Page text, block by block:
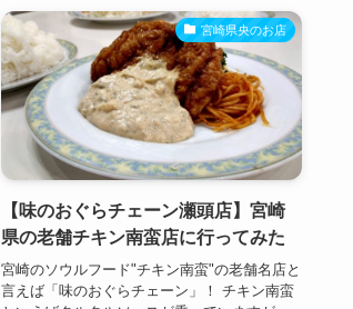
宮崎県央のお店
【味のおぐらチェーン瀬頭店】宮崎
県の老舗チキン南蛮店に行ってみた
宮崎のソウルフード"チキン南蛮"の老舗名店と
言えば「味のおぐらチェーン」！ チキン南蛮